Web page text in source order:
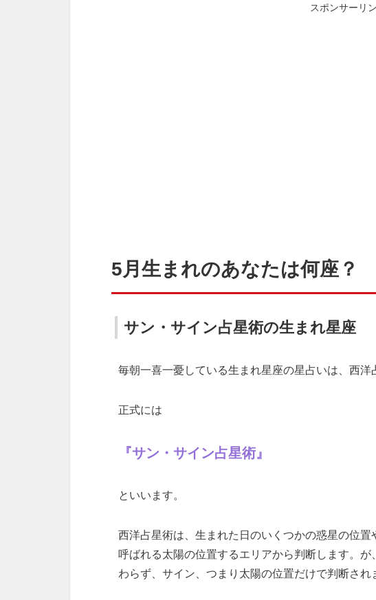
スポンサーリ
5月生まれのあなたは何座？
サン・サイン占星術の生まれ星座
毎朝一喜一憂している生まれ星座の星占いは、西洋
正式には
『サン・サイン占星術』
といいます。
西洋占星術は、生まれた日のいくつかの惑星の位
呼ばれる太陽の位置するエリアから判断します。
わらず、サイン、つまり太陽の位置だけで判断され